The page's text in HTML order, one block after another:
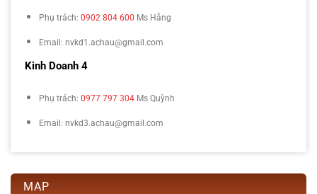
Phụ trách: 0902 804 600 Ms Hằng
Email: nvkd1.achau@gmail.com
Kinh Doanh 4
Phụ trách: 0977 797 304 Ms Quỳnh
Email: nvkd3.achau@gmail.com
MAP